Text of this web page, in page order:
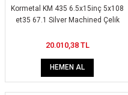
Kormetal KM 435 6.5x15inç 5x108
et35 67.1 Silver Machined Çelik
20.010,38 TL
HEMEN AL